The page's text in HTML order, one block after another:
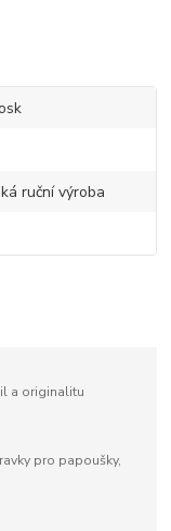
ruční výroba
a originalitu
pro papoušky,